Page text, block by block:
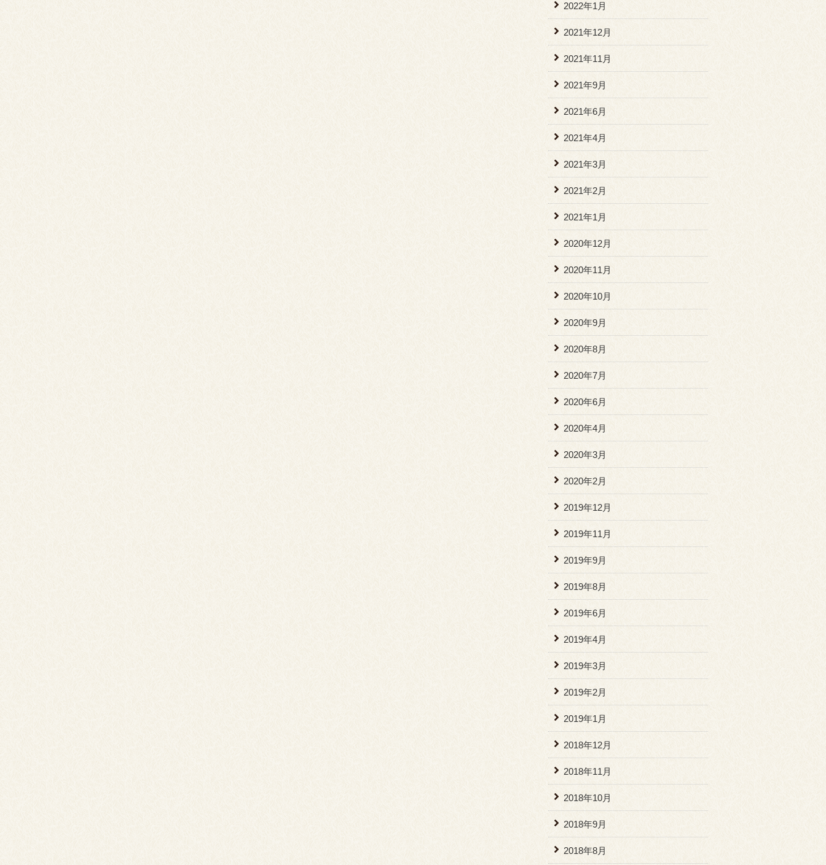
2022年1月
2021年12月
2021年11月
2021年9月
2021年6月
2021年4月
2021年3月
2021年2月
2021年1月
2020年12月
2020年11月
2020年10月
2020年9月
2020年8月
2020年7月
2020年6月
2020年4月
2020年3月
2020年2月
2019年12月
2019年11月
2019年9月
2019年8月
2019年6月
2019年4月
2019年3月
2019年2月
2019年1月
2018年12月
2018年11月
2018年10月
2018年9月
2018年8月